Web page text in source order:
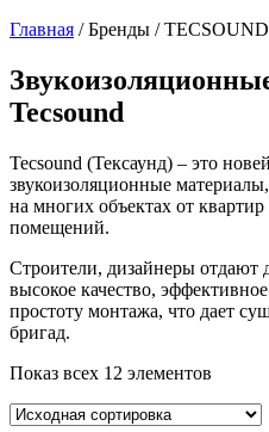
Главная / Бренды / TECSOUND
Tecsound
Tecsound (Тексаунд) – это
звукоизоляционные
на многих объектах от
помещений.
Строители, дизайнеры отдают
высокое качество,
простоту монтажа, что дает
бригад.
Показ всех 12 элементов